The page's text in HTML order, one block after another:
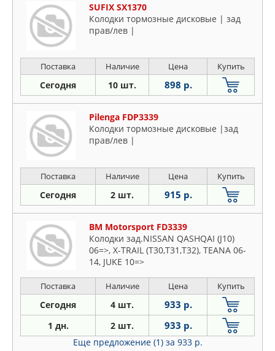
SUFIX SX1370
Колодки тормозные дисковые | зад
прав/лев |
Поставка Наличие Цена Купить
Сегодня 10 шт. 898 р.
Pilenga FDP3339
Колодки тормозные дисковые |зад
прав/лев |
Поставка Наличие Цена Купить
Сегодня 2 шт. 915 р.
BM Motorsport FD3339
Колодки зад.NISSAN QASHQAI (J10)
06=>, X-TRAIL (T30,T31,T32), TEANA 06-
14, JUKE 10=>
Поставка Наличие Цена Купить
Сегодня 4 шт. 933 р.
1 дн. 2 шт. 933 р.
Еще предложение (1) за 933 р.